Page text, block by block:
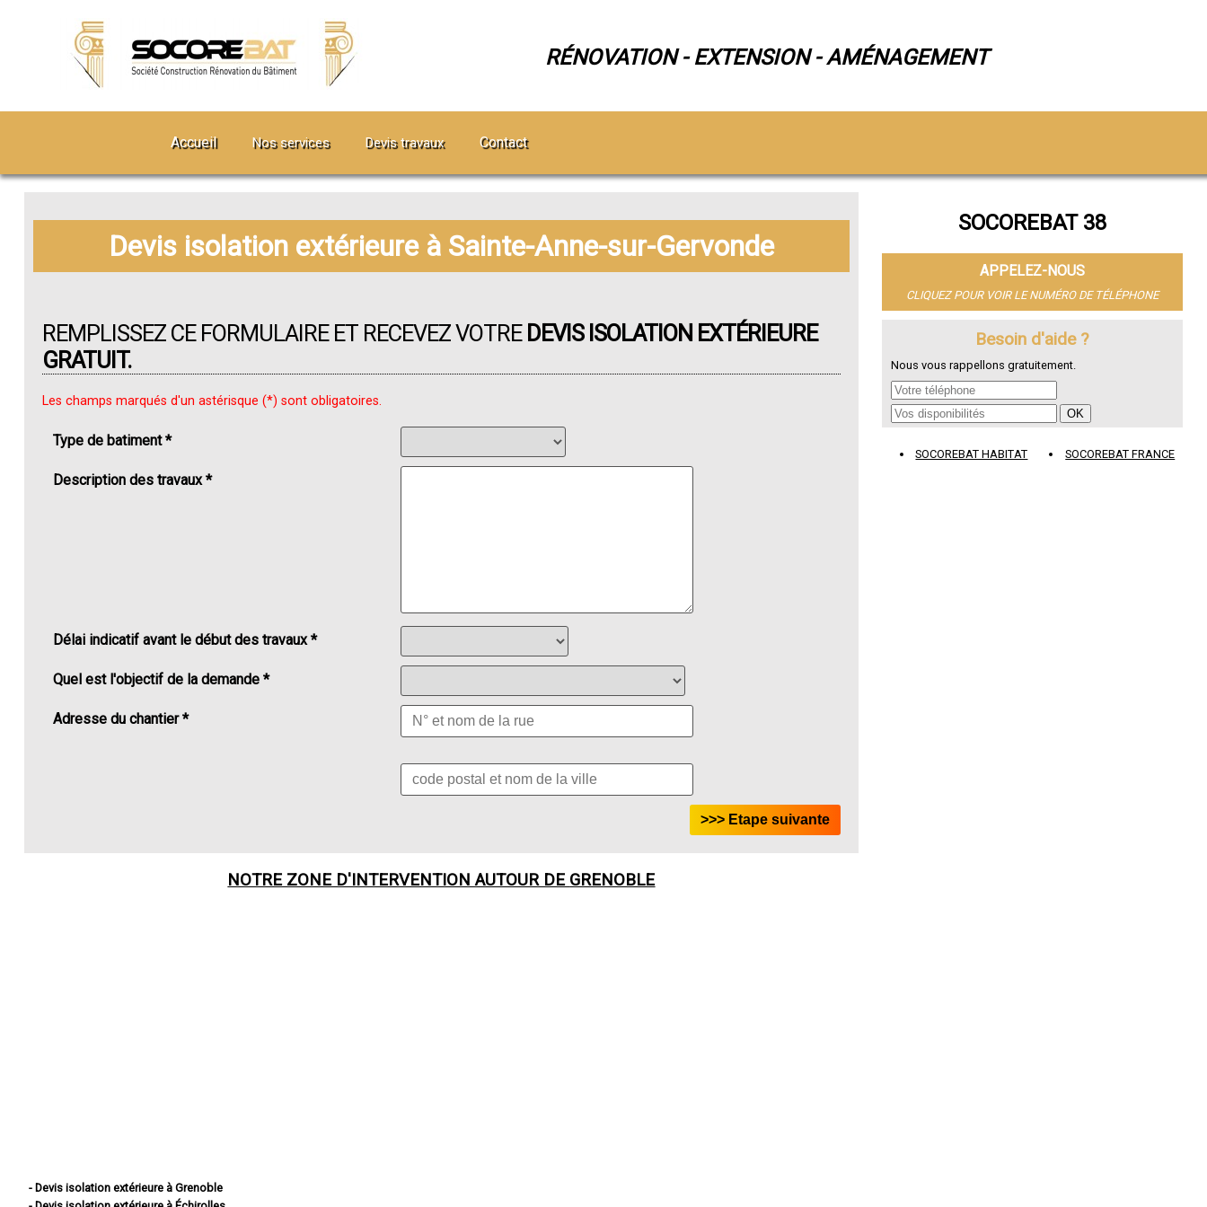
RÉNOVATION - EXTENSION - AMÉNAGEMENT
Accueil Nos services Devis travaux Contact
Devis isolation extérieure à Sainte-Anne-sur-Gervonde
REMPLISSEZ CE FORMULAIRE ET RECEVEZ VOTRE DEVIS ISOLATION EXTÉRIEURE
GRATUIT.
Les champs marqués d'un astérisque (*) sont obligatoires.
Type de batiment *
Description des travaux *
Délai indicatif avant le début des travaux *
Quel est l'objectif de la demande *
Adresse du chantier *
NOTRE ZONE D'INTERVENTION AUTOUR DE GRENOBLE
- Devis isolation extérieure à Grenoble
SOCOREBAT 38
APPELEZ-NOUS
CLIQUEZ POUR VOIR LE NUMÉRO DE TÉLÉPHONE
Besoin d'aide ?
Nous vous rappellons gratuitement.
SOCOREBAT HABITAT SOCOREBAT FRANCE